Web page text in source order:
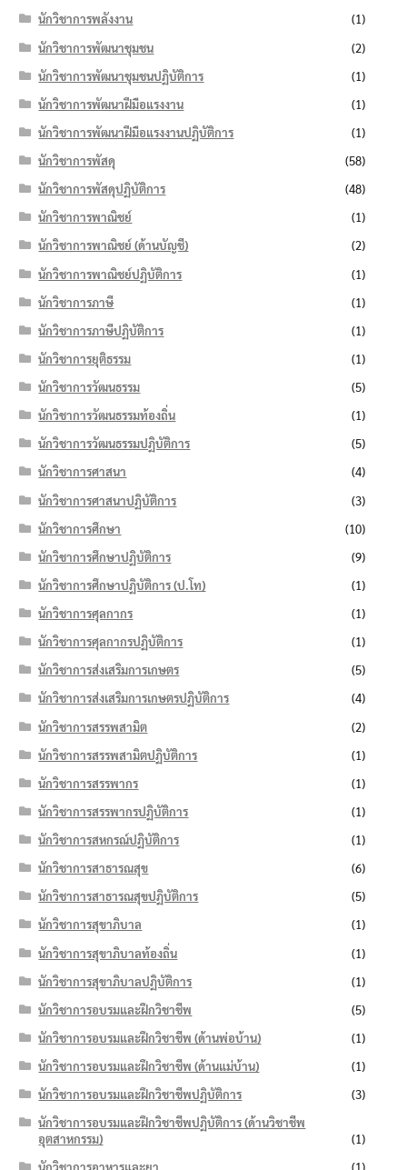
นักวิชาการพลังงาน
(1)
นักวิชาการพัฒนาชุมชน
(2)
นักวิชาการพัฒนาชุมชนปฏิบัติการ
(1)
นักวิชาการพัฒนาฝีมือแรงงาน
(1)
นักวิชาการพัฒนาฝีมือแรงงานปฏิบัติการ
(1)
นักวิชาการพัสดุ
(58)
นักวิชาการพัสดุปฏิบัติการ
(48)
นักวิชาการพาณิชย์
(1)
นักวิชาการพาณิชย์ (ด้านบัญชี)
(2)
นักวิชาการพาณิชย์ปฏิบัติการ
(1)
นักวิชาการภาษี
(1)
นักวิชาการภาษีปฏิบัติการ
(1)
นักวิชาการยุติธรรม
(1)
นักวิชาการวัฒนธรรม
(5)
นักวิชาการวัฒนธรรมท้องถิ่น
(1)
นักวิชาการวัฒนธรรมปฏิบัติการ
(5)
นักวิชาการศาสนา
(4)
นักวิชาการศาสนาปฏิบัติการ
(3)
นักวิชาการศึกษา
(10)
นักวิชาการศึกษาปฏิบัติการ
(9)
นักวิชาการศึกษาปฏิบัติการ (ป.โท)
(1)
นักวิชาการศุลกากร
(1)
นักวิชาการศุลกากรปฏิบัติการ
(1)
นักวิชาการส่งเสริมการเกษตร
(5)
นักวิชาการส่งเสริมการเกษตรปฏิบัติการ
(4)
นักวิชาการสรรพสามิต
(2)
นักวิชาการสรรพสามิตปฏิบัติการ
(1)
นักวิชาการสรรพากร
(1)
นักวิชาการสรรพากรปฏิบัติการ
(1)
นักวิชาการสหกรณ์ปฏิบัติการ
(1)
นักวิชาการสาธารณสุข
(6)
นักวิชาการสาธารณสุขปฏิบัติการ
(5)
นักวิชาการสุขาภิบาล
(1)
นักวิชาการสุขาภิบาลท้องถิ่น
(1)
นักวิชาการสุขาภิบาลปฏิบัติการ
(1)
นักวิชาการอบรมและฝึกวิชาชีพ
(5)
นักวิชาการอบรมและฝึกวิชาชีพ (ด้านพ่อบ้าน)
(1)
นักวิชาการอบรมและฝึกวิชาชีพ (ด้านแม่บ้าน)
(1)
นักวิชาการอบรมและฝึกวิชาชีพปฏิบัติการ
(3)
นักวิชาการอบรมและฝึกวิชาชีพปฏิบัติการ (ด้านวิชาชีพ
อุตสาหกรรม)
(1)